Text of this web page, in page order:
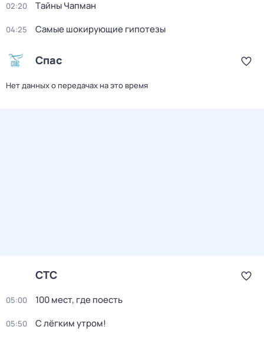
02:20 Тaйны Чапман
04:25 Самые шoкиpующие гипотезы
Спас
Нет данных о передачах на это время
СТС
05:00 100 мест, где поесть
05:50 С лёгким утром!